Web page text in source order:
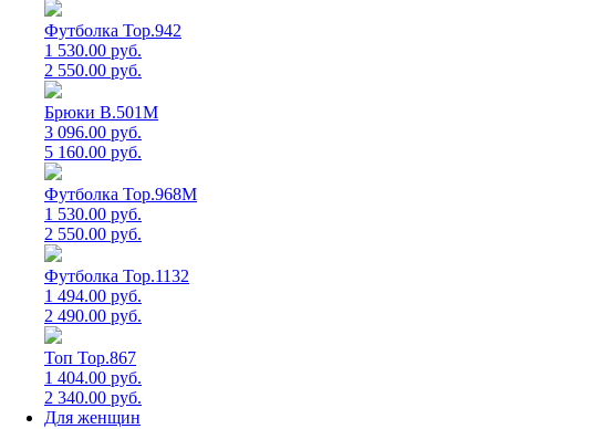
Футболка Top.942
1 530.00 руб.
2 550.00 руб.
Брюки B.501M
3 096.00 руб.
5 160.00 руб.
Футболка Top.968M
1 530.00 руб.
2 550.00 руб.
Футболка Top.1132
1 494.00 руб.
2 490.00 руб.
Топ Top.867
1 404.00 руб.
2 340.00 руб.
Для женщин